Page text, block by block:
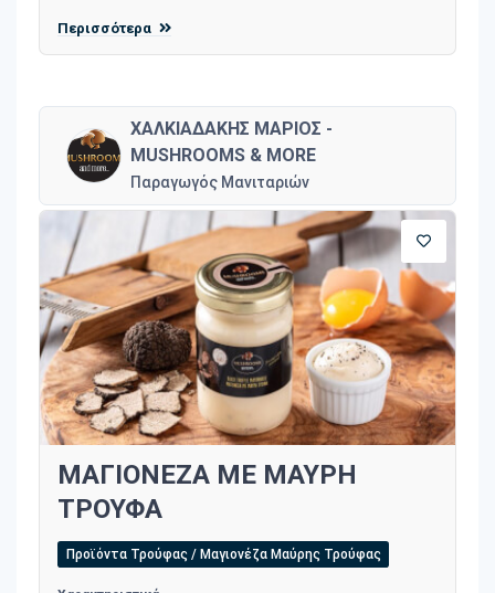
Περισσότερα
ΧΑΛΚΙΑΔΑΚΗΣ ΜΑΡΙΟΣ -
MUSHROOMS & MORE
Παραγωγός Μανιταριών
ΜΑΓΙΟΝΕΖΑ ΜΕ ΜΑΥΡΗ
ΤΡΟΥΦΑ
Προϊόντα Τρούφας / Μαγιονέζα Μαύρης Τρούφας